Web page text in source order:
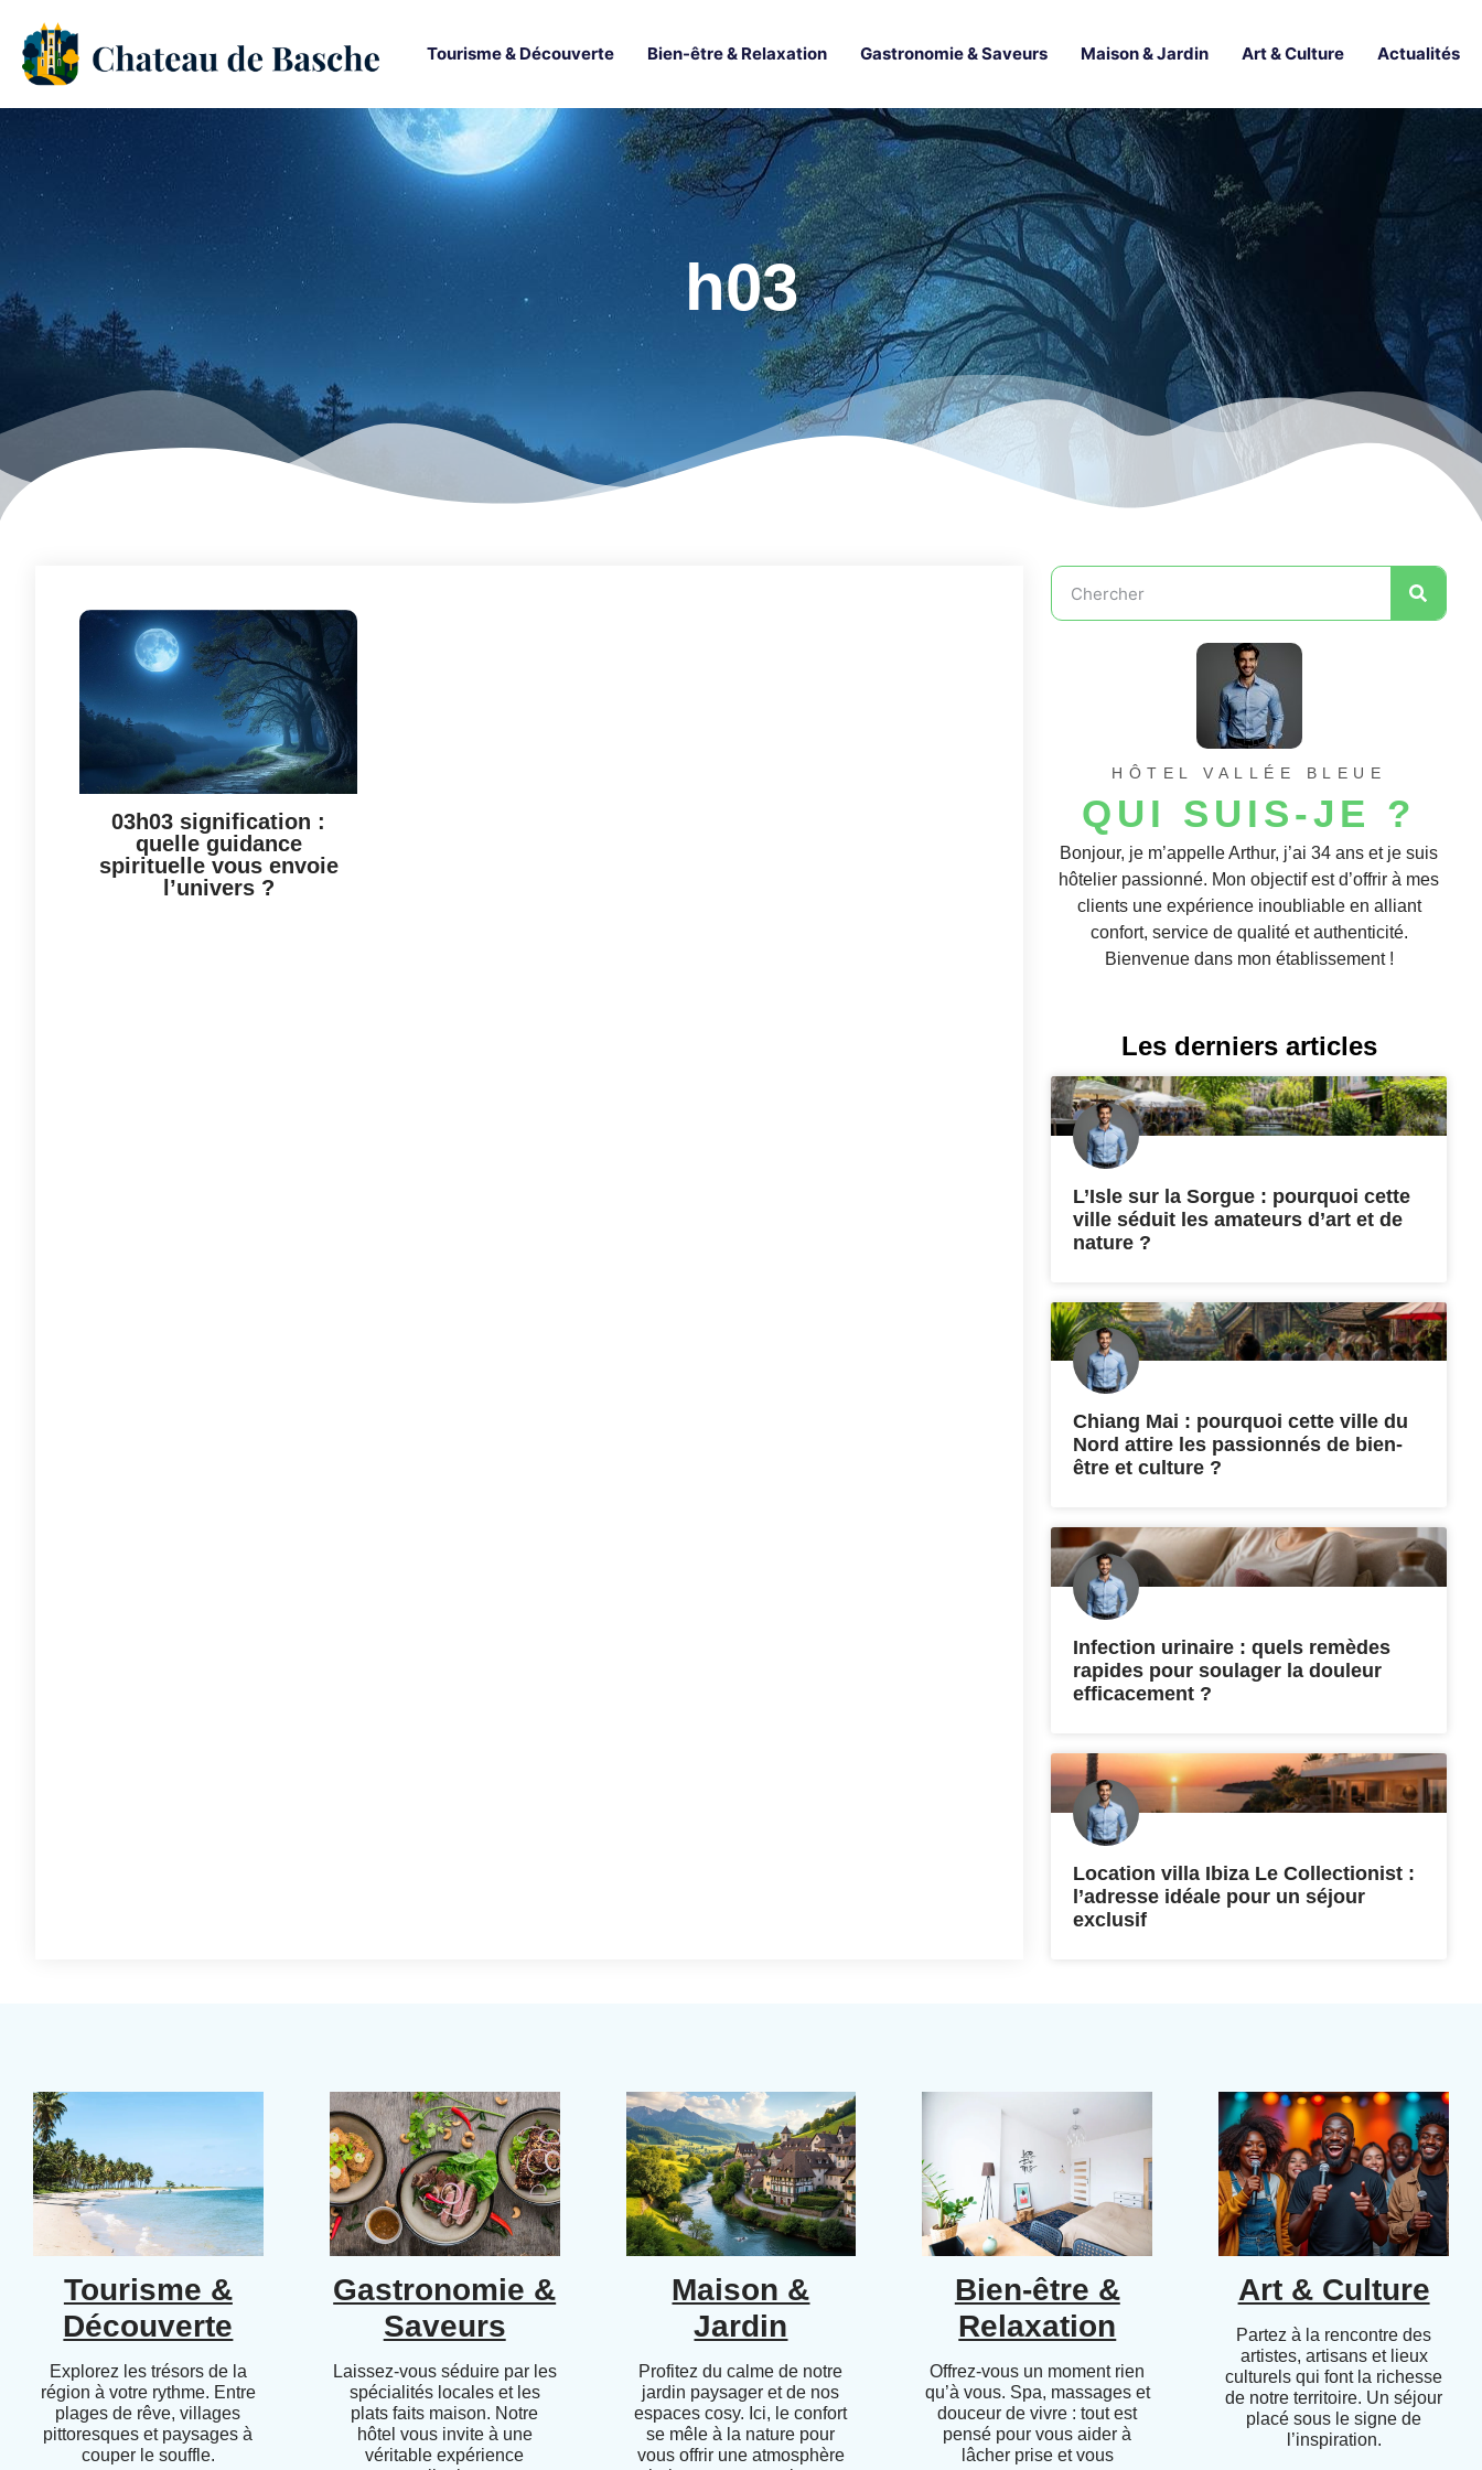
Tourisme & Découverte Bien-être & Relaxation Gastronomie & Saveurs Maison & Jardin Art & Culture Actualités
h03
03h03 signification :
quelle guidance
spirituelle vous envoie
l’univers ?
HÔTEL VALLÉE BLEUE
QUI SUIS-JE ?
Bonjour, je m’appelle Arthur, j’ai 34 ans et je suis
hôtelier passionné. Mon objectif est d’offrir à mes
clients une expérience inoubliable en alliant
confort, service de qualité et authenticité.
Bienvenue dans mon établissement !
Les derniers articles
L’Isle sur la Sorgue : pourquoi cette
ville séduit les amateurs d’art et de
nature ?
Chiang Mai : pourquoi cette ville du
Nord attire les passionnés de bien-
être et culture ?
Infection urinaire : quels remèdes
rapides pour soulager la douleur
efficacement ?
Location villa Ibiza Le Collectionist :
l’adresse idéale pour un séjour
exclusif
Tourisme &
Découverte
Explorez les trésors de la
région à votre rythme. Entre
plages de rêve, villages
pittoresques et paysages à
couper le souffle.
Gastronomie &
Saveurs
Laissez-vous séduire par les
spécialités locales et les
plats faits maison. Notre
hôtel vous invite à une
véritable expérience
Maison &
Jardin
Profitez du calme de notre
jardin paysager et de nos
espaces cosy. Ici, le confort
se mêle à la nature pour
vous offrir une atmosphère
Bien-être &
Relaxation
Offrez-vous un moment rien
qu’à vous. Spa, massages et
douceur de vivre : tout est
pensé pour vous aider à
lâcher prise et vous
Art & Culture
Partez à la rencontre des
artistes, artisans et lieux
culturels qui font la richesse
de notre territoire. Un séjour
placé sous le signe de
l’inspiration.